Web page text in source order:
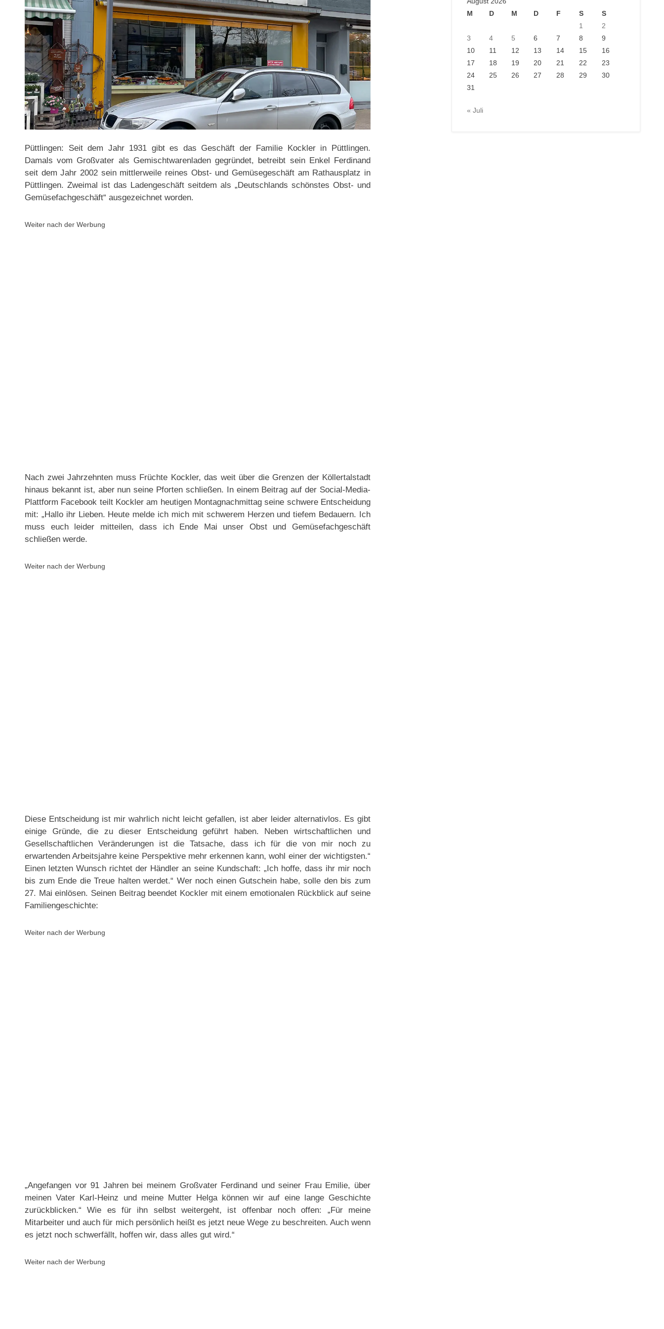
Püttlingen: Seit dem Jahr 1931 gibt es das Geschäft der Familie Kockler in Püttlingen.
Damals vom Großvater als Gemischtwarenladen gegründet, betreibt sein Enkel Ferdinand
seit dem Jahr 2002 sein mittlerweile reines Obst- und Gemüsegeschäft am Rathausplatz in
Püttlingen. Zweimal ist das Ladengeschäft seitdem als „Deutschlands schönstes Obst- und
Gemüsefachgeschäft“ ausgezeichnet worden.
Weiter nach der Werbung
Nach zwei Jahrzehnten muss Früchte Kockler, das weit über die Grenzen der Köllertalstadt
hinaus bekannt ist, aber nun seine Pforten schließen. In einem Beitrag auf der Social-Media-
Plattform Facebook teilt Kockler am heutigen Montagnachmittag seine schwere Entscheidung
mit: „Hallo ihr Lieben. Heute melde ich mich mit schwerem Herzen und tiefem Bedauern. Ich
muss euch leider mitteilen, dass ich Ende Mai unser Obst und Gemüsefachgeschäft
schließen werde.
Weiter nach der Werbung
Diese Entscheidung ist mir wahrlich nicht leicht gefallen, ist aber leider alternativlos. Es gibt
einige Gründe, die zu dieser Entscheidung geführt haben. Neben wirtschaftlichen und
Gesellschaftlichen Veränderungen ist die Tatsache, dass ich für die von mir noch zu
erwartenden Arbeitsjahre keine Perspektive mehr erkennen kann, wohl einer der wichtigsten.“
Einen letzten Wunsch richtet der Händler an seine Kundschaft: „Ich hoffe, dass ihr mir noch
bis zum Ende die Treue halten werdet.“ Wer noch einen Gutschein habe, solle den bis zum
27. Mai einlösen. Seinen Beitrag beendet Kockler mit einem emotionalen Rückblick auf seine
Familiengeschichte:
Weiter nach der Werbung
„Angefangen vor 91 Jahren bei meinem Großvater Ferdinand und seiner Frau Emilie, über
meinen Vater Karl-Heinz und meine Mutter Helga können wir auf eine lange Geschichte
zurückblicken.“ Wie es für ihn selbst weitergeht, ist offenbar noch offen: „Für meine
Mitarbeiter und auch für mich persönlich heißt es jetzt neue Wege zu beschreiten. Auch wenn
es jetzt noch schwerfällt, hoffen wir, dass alles gut wird.“
Weiter nach der Werbung
M
D M D F S
S
1
2
3
4 5 6 7 8
9
10
11 12 13 14 15
16
17
18 19 20 21 22
23
24
25 26 27 28 29
30
31
« Juli